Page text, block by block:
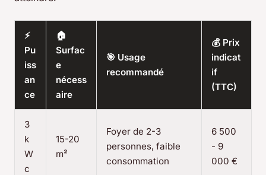
⚡
Pu
iss
an
ce
🏠
Surfac
e
nécess
aire
🎯 Usage
recommandé
💰 Prix
indicat
if
(TTC)
3
k
W
c
15-20
m²
Foyer de 2-3
personnes, faible
consommation
6 500
- 9
000 €